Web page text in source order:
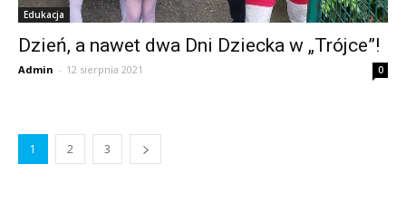
Edukacja
Dzień, a nawet dwa Dni Dziecka w „Trójce”!
Admin - 12 sierpnia 2021 0
1 2 3